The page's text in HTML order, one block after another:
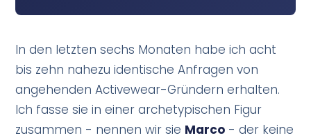
In den letzten sechs Monaten habe ich acht
bis zehn nahezu identische Anfragen von
angehenden Activewear-Gründern erhalten.
Ich fasse sie in einer archetypischen Figur
zusammen - nennen wir sie Marco - der keine